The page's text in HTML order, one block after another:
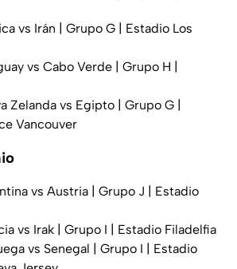
vs Irán | Grupo G | Estadio Los
vs Cabo Verde | Grupo H |
Zelanda vs Egipto | Grupo G |
Vancouver
vs Austria | Grupo J | Estadio
vs Irak | Grupo I | Estadio Filadelfia
vs Senegal | Grupo I | Estadio